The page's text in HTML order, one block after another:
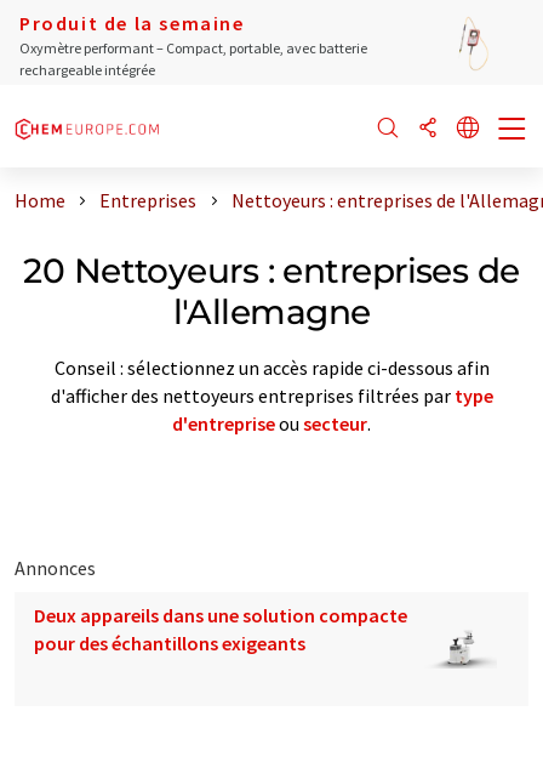
Produit de la semaine
Oxymètre performant – Compact, portable, avec batterie
rechargeable intégrée
Home Entreprises Nettoyeurs : entreprises de
20 Nettoyeurs : entreprises de
l'Allemagne
Conseil : sélectionnez un accès rapide ci-dessous afin
d'afficher des nettoyeurs entreprises filtrées par type
d'entrepriseou secteur.
Annonces
Deux appareils dans une solution compacte
pour des échantillons exigeants